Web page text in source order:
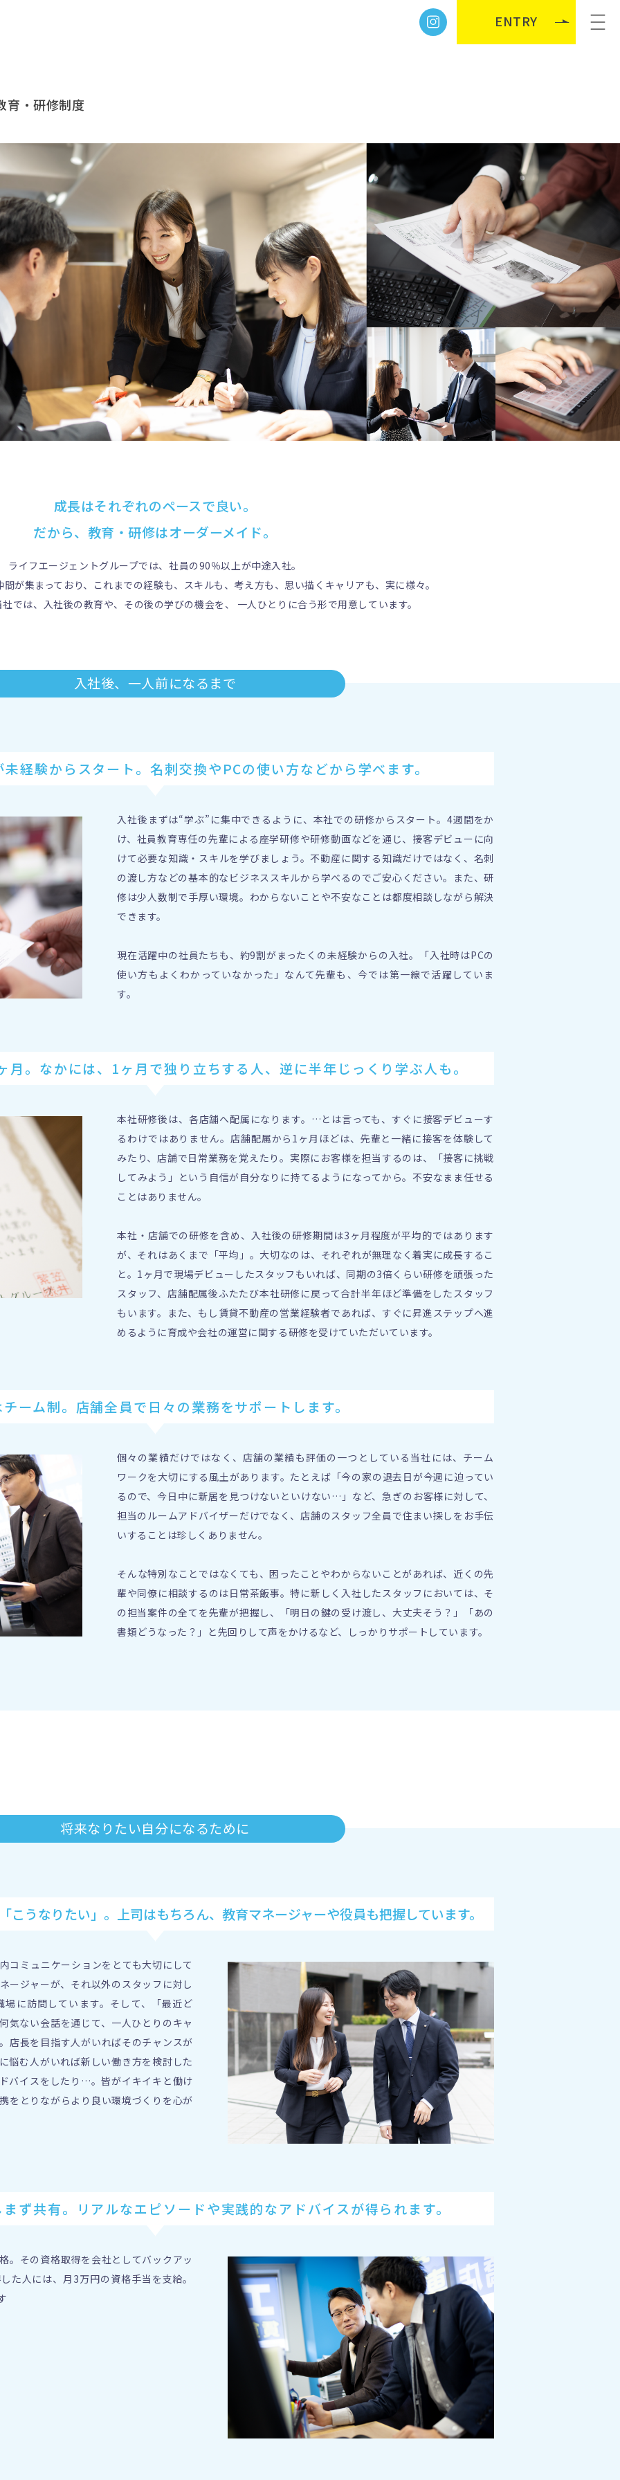
ENTRY
育・研修制度
成長はそれぞれのペースで良い。
だから、教育・研修はオーダーメイド。
ライフエージェントグループでは、社員の90％以上が中途入社。
が集まっており、 これまでの経験も、スキルも、考え方も、 思い描くキャリアも、実に様々。
では、 入社後の教育や、その後の学びの機会を、 一人ひとりに合う形で用意しています。
入社後、一人前になるまで
経験からスタート。名刺交換やPCの使い方などから学べます。
入社後まずは“学ぶ”に集中できるように、本社での研修からスタート。4週間をか
け、社員教育専任の先輩による座学研修や研修動画などを通じ、接客デビューに向
けて必要な知識・スキルを学びましょう。不動産に関する知識だけではなく、名刺
の渡し方などの基本的なビジネススキルから学べるのでご安心ください。また、研
修は少人数制で手厚い環境。わからないことや不安なことは都度相談しながら解決
できます。
現在活躍中の社員たちも、約9割がまったくの未経験からの入社。「入社時はPCの
使い方もよくわかっていなかった」なんて先輩も、今では第一線で活躍していま
す。
。 なかには、1ヶ月で独り立ちする人、逆に半年じっくり学ぶ人も。
本社研修後は、各店舗へ配属になります。…とは言っても、すぐに接客デビューす
るわけではありません。店舗配属から1ヶ月ほどは、先輩と一緒に接客を体験して
みたり、店舗で日常業務を覚えたり。実際にお客様を担当するのは、「接客に挑戦
してみよう」という自信が自分なりに持てるようになってから。不安なまま任せる
ことはありません。
本社・店舗での研修を含め、入社後の研修期間は3ヶ月程度が平均的ではあります
が、それはあくまで「平均」。大切なのは、それぞれが無理なく着実に成長するこ
と。1ヶ月で現場デビューしたスタッフもいれば、同期の3倍くらい研修を頑張った
スタッフ、店舗配属後ふたたび本社研修に戻って合計半年ほど準備をしたスタッフ
もいます。また、もし賃貸不動産の営業経験者であれば、すぐに昇進ステップへ進
めるように育成や会社の運営に関する研修を受けていただいています。
ーム制。店舗全員で 日々の業務をサポートします。
個々の業績だけではなく、店舗の業績も評価の一つとしている当社には、チーム
ワークを大切にする風土があります。たとえば「今の家の退去日が今週に迫ってい
るので、今日中に新居を見つけないといけない…」など、急ぎのお客様に対して、
担当のルームアドバイザーだけでなく、店舗のスタッフ全員で住まい探しをお手伝
いすることは珍しくありません。
そんな特別なことではなくても、困ったことやわからないことがあれば、近くの先
輩や同僚に相談するのは日常茶飯事。特に新しく入社したスタッフにおいては、そ
の担当案件の全てを先輩が把握し、「明日の鍵の受け渡し、大丈夫そう？」「あの
書類どうなった？」と先回りして声をかけるなど、しっかりサポートしています。
将来なりたい自分になるために
こうなりたい」。 上司はもちろん、教育マネージャーや役員も把握しています。
コミュニケーションをとても大切にして
ージャーが、それ以外のスタッフに対し
に訪問しています。そして、「最近ど
気ない会話を通じて、一人ひとりのキャ
店長を目指す人がいればそのチャンスが
悩む人がいれば新しい働き方を検討した
バイスをしたり…。皆がイキイキと働け
をとりながらより良い環境づくりを心が
ず共有。 リアルなエピソードや実践的なアドバイスが得られます。
。その資格取得を会社としてバックアッ
た人には、月3万円の資格手当を支給。